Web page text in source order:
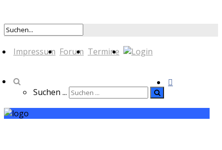
Impressum Forum Termine
Suchen ...